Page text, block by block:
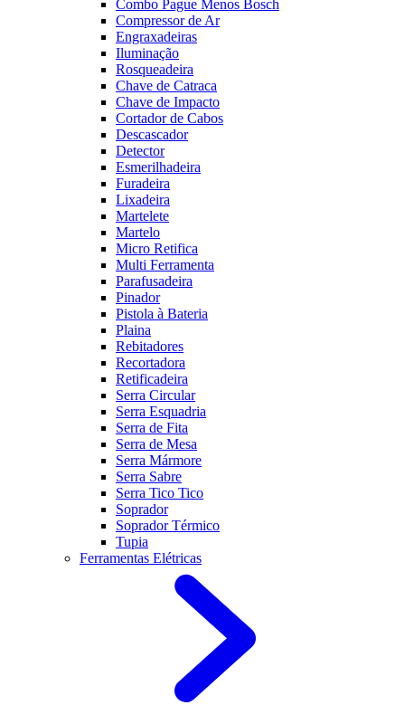
Combo Pague Menos Bosch
Compressor de Ar
Engraxadeiras
Iluminação
Rosqueadeira
Chave de Catraca
Chave de Impacto
Cortador de Cabos
Descascador
Detector
Esmerilhadeira
Furadeira
Lixadeira
Martelete
Martelo
Micro Retifica
Multi Ferramenta
Parafusadeira
Pinador
Pistola à Bateria
Plaina
Rebitadores
Recortadora
Retificadeira
Serra Circular
Serra Esquadria
Serra de Fita
Serra de Mesa
Serra Mármore
Serra Sabre
Serra Tico Tico
Soprador
Soprador Térmico
Tupia
Ferramentas Elétricas